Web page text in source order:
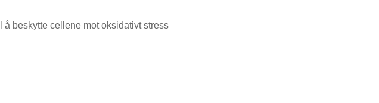
beskytte cellene mot oksidativt stress